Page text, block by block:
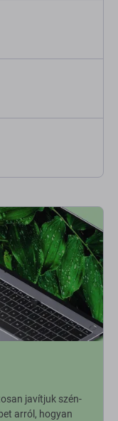
javítjuk szén-
arról, hogyan